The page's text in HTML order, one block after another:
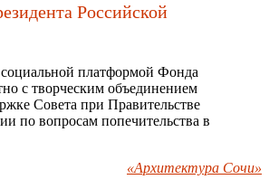
Российской
платформой Фонда
с творческим объединением
Совета при Правительстве
по вопросам попечительства в
«Архитектура Сочи»